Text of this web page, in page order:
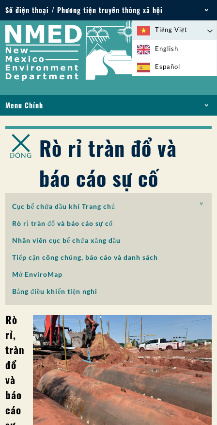
Số điện thoại / Phương tiện truyền thông xã hội
Điện thoại: 505-827-2855
1-800-219-6157
Trường hợp khẩn cấp về môi trường: 505-827-
9329 (24 giờ)
Tiếng Việt
English
Español
Menu Chính
VỀ
GIẤY PHÉP VÀ GIẤY PHÉP
DỊCH VỤ TRỰC TUYẾN
ĐÓNG
Rò rỉ tràn đổ và
báo cáo sự cố
Cục bể chứa dầu khí Trang chủ
Rò rỉ tràn đổ và báo cáo sự cố
Nhân viên cục bể chứa xăng dầu
Tiếp cận công chúng, báo cáo và danh sách
Mở EnviroMap
Bảng điều khiển tiện nghi
Rò
rỉ,
tràn
đổ
và
báo
cáo